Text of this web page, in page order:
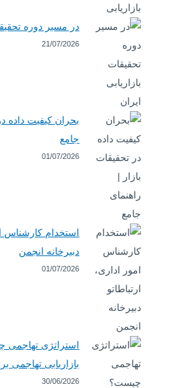
در مسیر دوره
21/07/2026
بحران کیفیت داده
جامع
01/07/2026
استخدام کارشناس
دبیرخانه انجمن
01/07/2026
استراتژی تهاجمی
بازاریابی تهاجمی
30/06/2026